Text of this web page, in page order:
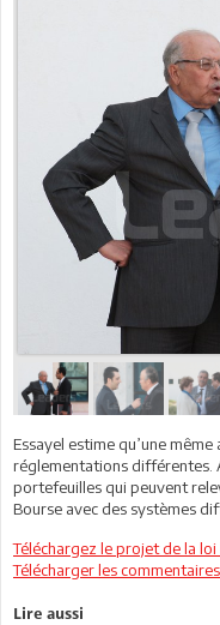
Essayel estime qu’une
réglementations différentes.
portefeuilles qui peuvent
Bourse avec des systèmes
Téléchargez le projet de la
Télécharger les
Lire aussi